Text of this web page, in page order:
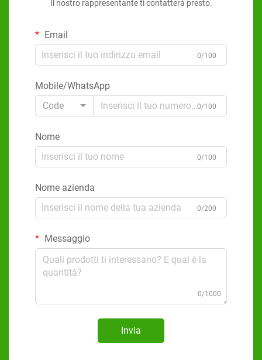
Il nostro rappresentante ti contatterà presto.
Email
0/100
Mobile/WhatsApp
Code
0/100
Nome
0/100
Nome azienda
0/200
Messaggio
0/1000
Invia